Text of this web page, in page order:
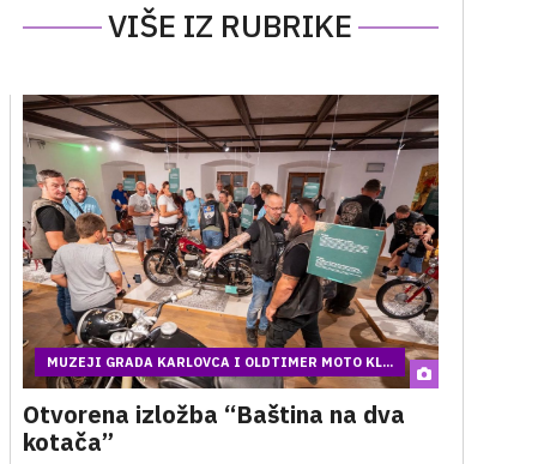
VIŠE IZ RUBRIKE
MUZEJI GRADA KARLOVCA I OLDTIMER MOTO KL...
Otvorena izložba “Baština na dva
kotača”